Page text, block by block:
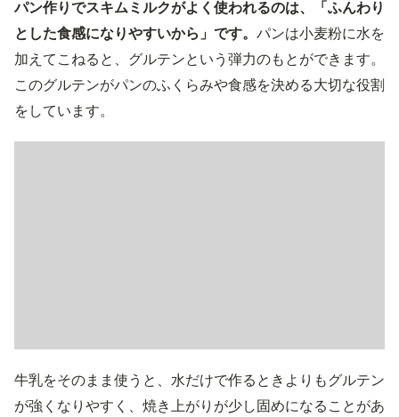
パン作りでスキムミルクがよく使われるのは、「ふんわり
とした食感になりやすいから」です。 パンは小麦粉に水を
加えてこねると、グルテンという弾力のもとができます。
このグルテンがパンのふくらみや食感を決める大切な役割
をしています。
牛乳をそのまま使うと、水だけで作るときよりもグルテン
が強くなりやすく、焼き上がりが少し固めになることがあ